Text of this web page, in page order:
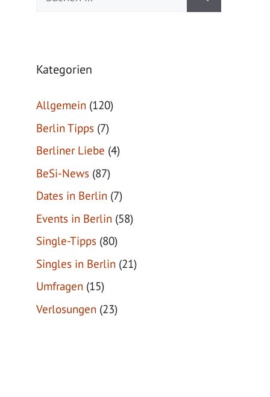
nach:
Kategorien
Allgemein (120)
Berlin Tipps (7)
Berliner Liebe (4)
BeSi-News (87)
Dates in Berlin (7)
Events in Berlin (58)
Single-Tipps (80)
Singles in Berlin (21)
Umfragen (15)
Verlosungen (23)